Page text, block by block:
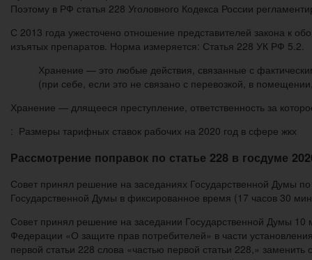
Поэтому в РФ статья 228 Уголовного Кодекса России
С 2013 года ужесточено отношение представителей закона к
изъятых препаратов. Норма измеряется: Статья 228 УК РФ 5.2.
Хранение — это любые действия, связанные с
(при себе, если это не связано с перевозкой, в
Хранение — длящееся преступление, ответственность за
: Размеры тарифных ставок рабочих на 2020 год в сфере жкх
Рассмотрение поправок по статье 228 в госдуме
Совет принял решение на заседаниях Государственной Думы
Государственной Думы в фиксированное время (17 часов 30
Совет принял решение на заседании Государственной Думы
Федерации «О защите прав потребителей» в части
первой статьи 228 слова «частью первой статьи 228,»